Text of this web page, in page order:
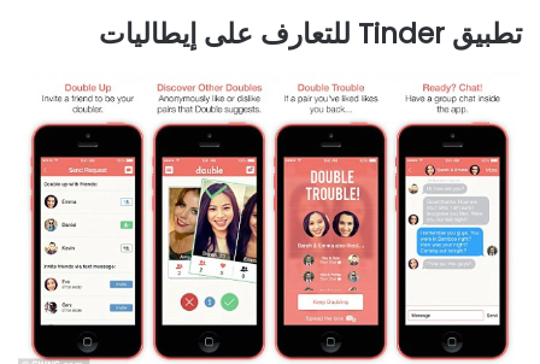
تطبيق Tinder للتعارف على إيطاليات